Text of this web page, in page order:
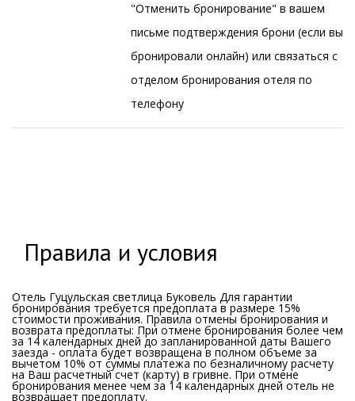
"Отменить бронирование" в вашем
письме подтверждения брони (если вы
бронировали онлайн) или связаться с
отделом бронирования отеля по
телефону
Правила и условия
Отель Гуцульская светлица Буковель Для гарантии
бронирования требуется предоплата в размере 15%
стоимости проживания. Правила отмены бронирования и
возврата предоплаты: При отмене бронирования более чем
за 14 календарных дней до запланированной даты Вашего
заезда - оплата будет возвращена в полном объеме за
вычетом 10% от суммы платежа по безналичному расчету
на Ваш расчетный счет (карту) в гривне. При отмене
бронирования менее чем за 14 календарных дней отель не
возвращает предоплату.